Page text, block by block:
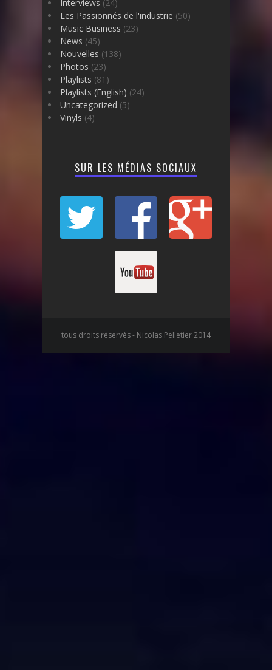
Interviews (24)
Les Passionnés de l'industrie (50)
Music Business (23)
News (45)
Nouvelles (138)
Photos (23)
Playlists (81)
Playlists (English) (24)
Uncategorized (5)
Vinyls (4)
SUR LES MÉDIAS SOCIAUX
tous droits réservés - Nicolas Pelletier 2014